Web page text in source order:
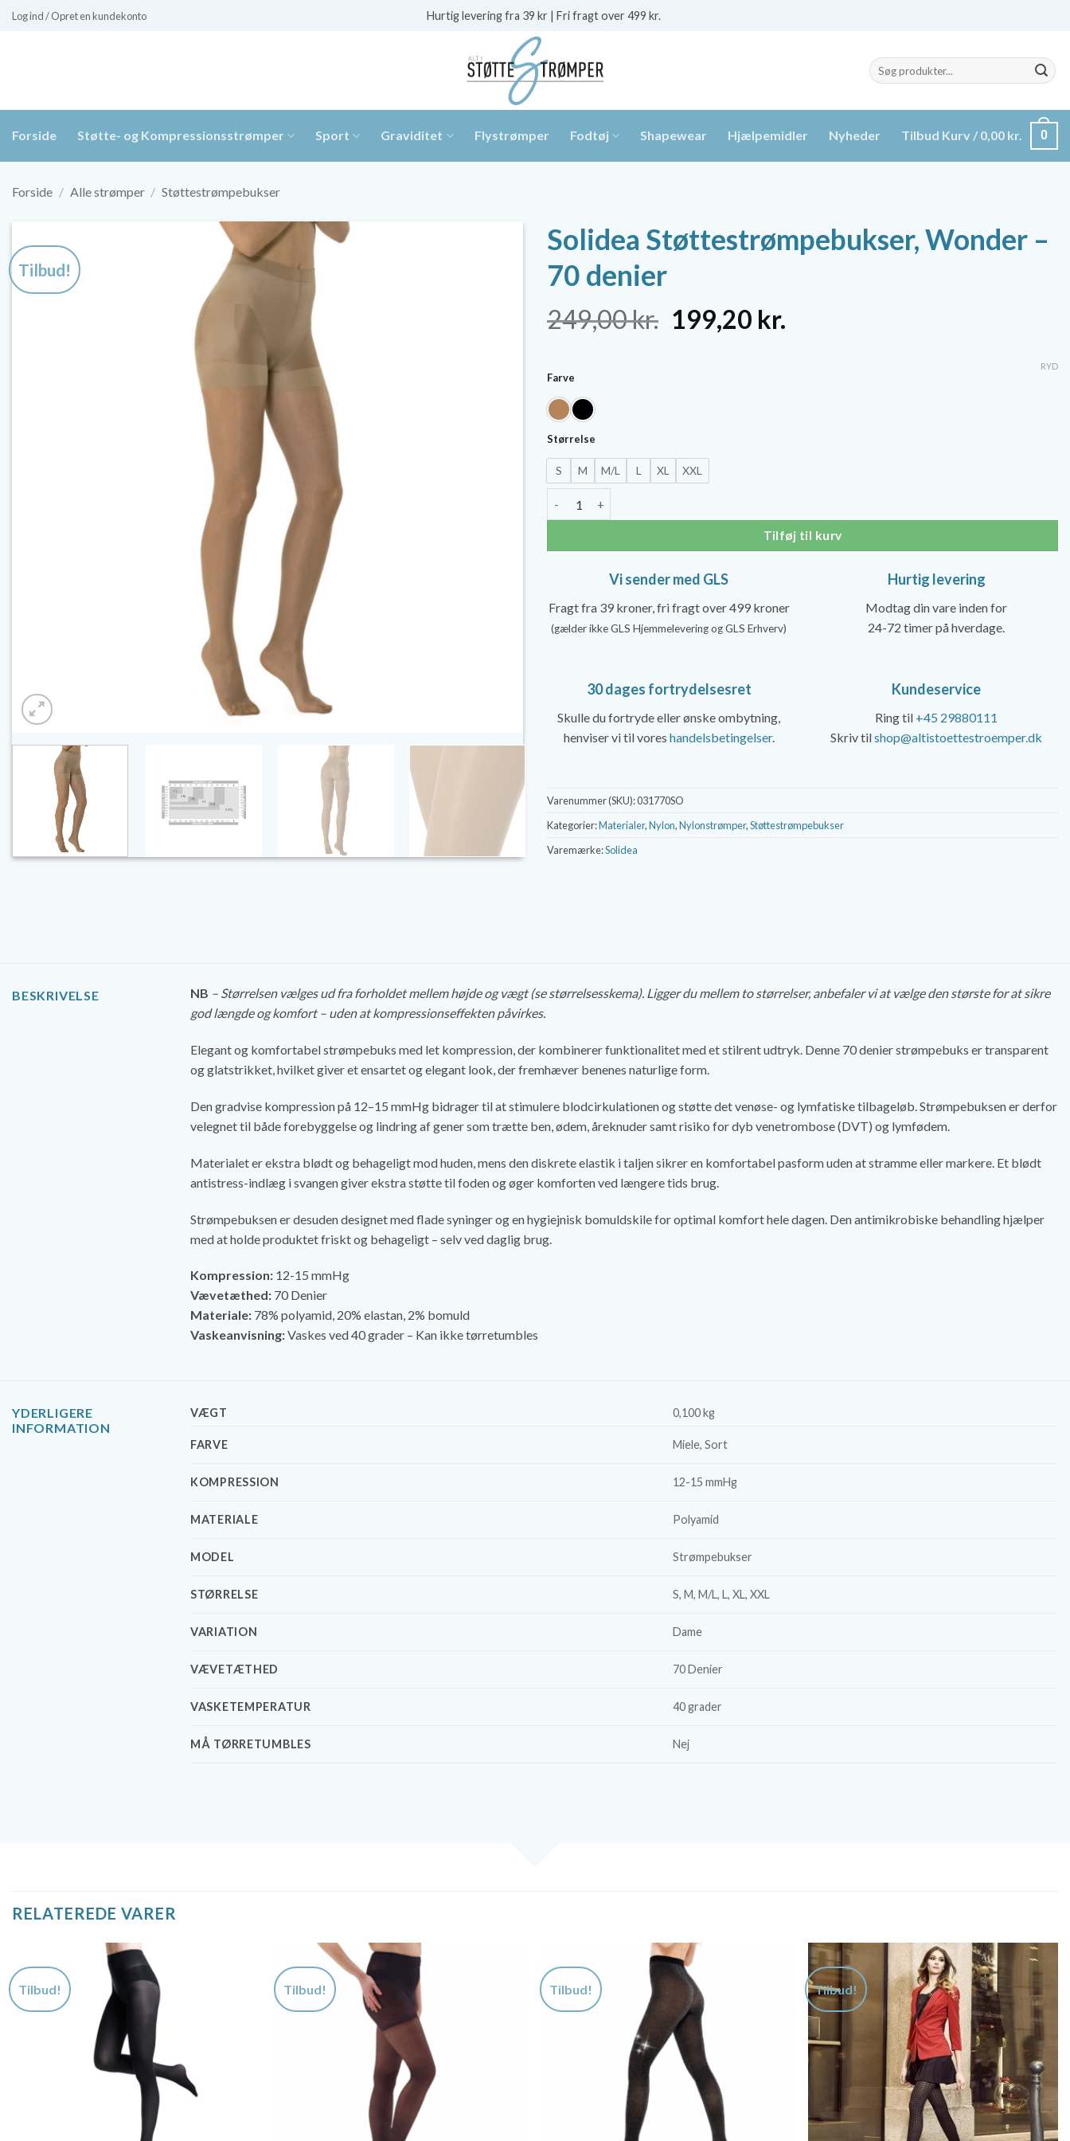
Fortsæt
Log ind / Opret en kundekonto Hurtig levering fra 39 kr | Fri fragt over 499 kr.
Søg
efter:
Forside Støtte- og Kompressionsstrømper Sport Graviditet Flystrømper Fodtøj Shapewear Hjælpemidler Nyheder Tilbud Kurv / 0,00 kr. 0
Forside / Alle strømper / Støttestrømpebukser
Tilbud!
Solidea Støttestrømpebukser, Wonder –
70 denier
249,00kr. Den
199,20 kr.Den
Farve
Størrelse
S M M/L L XL XXL
RYD
Tilføj til kurv
Vi sender med GLS
Fragt fra 39 kroner, fri fragt over 499 kroner
(gælder ikke GLS Hjemmelevering og GLS Erhverv)
Hurtig levering
Modtag din vare inden for
24-72 timer på hverdage.
30 dages fortrydelsesret
Skulle du fortryde eller ønske ombytning,
henviser vi til vores handelsbetingelser.
Kundeservice
Ring til +45 29880111
Skriv tilshop@altistoettestroemper.dk
Varenummer (SKU):031770SO
Kategorier:Materialer,Nylon,Nylonstrømper,Støttestrømpebukser
Varemærke:Solidea
BESKRIVELSE NB – Størrelsen vælges ud fra forholdet mellem højde og vægt (se størrelsesskema). Ligger du mellem to størrelser, anbefaler vi at vælge den største for at sikre
god længde og komfort – uden at kompressionseffekten påvirkes.
Elegant og komfortabel strømpebuks med let kompression, der kombinerer funktionalitet med et stilrent udtryk. Denne 70 denier strømpebuks er transparent
og glatstrikket, hvilket giver et ensartet og elegant look, der fremhæver benenes naturlige form.
Den gradvise kompression på 12–15 mmHg bidrager til at stimulere blodcirkulationen og støtte det venøse- og lymfatiske tilbageløb. Strømpebuksen er derfor
velegnet til både forebyggelse og lindring af gener som trætte ben, ødem, åreknuder samt risiko for dyb venetrombose (DVT) og lymfødem.
Materialet er ekstra blødt og behageligt mod huden, mens den diskrete elastik i taljen sikrer en komfortabel pasform uden at stramme eller markere. Et blødt
antistress-indlæg i svangen giver ekstra støtte til foden og øger komforten ved længere tids brug.
Strømpebuksen er desuden designet med flade syninger og en hygiejnisk bomuldskile for optimal komfort hele dagen. Den antimikrobiske behandling hjælper
med at holde produktet friskt og behageligt – selv ved daglig brug.
Kompression: 12-15 mmHg
Vævetæthed: 70 Denier
Materiale: 78% polyamid, 20% elastan, 2% bomuld
Vaskeanvisning:Vaskes ved 40 grader – Kan ikke tørretumbles
YDERLIGERE
INFORMATION
VÆGT 0,100 kg
FARVE Miele, Sort
KOMPRESSION 12-15 mmHg
MATERIALE Polyamid
MODEL Strømpebukser
STØRRELSE S, M, M/L, L, XL, XXL
VARIATION Dame
VÆVETÆTHED 70 Denier
VASKETEMPERATUR 40 grader
MÅ TØRRETUMBLES Nej
RELATEREDE VARER
Tilbud! Tilbud! Tilbud! Tilbud!